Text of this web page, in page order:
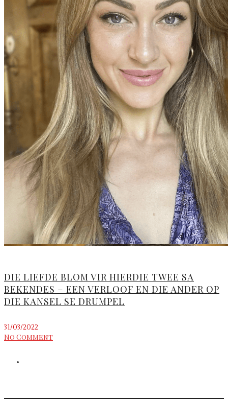
DIE LIEFDE BLOM VIR HIERDIE TWEE SA
BEKENDES – EEN VERLOOF EN DIE ANDER OP
DIE KANSEL SE DRUMPEL
31/03/2022
No Comment